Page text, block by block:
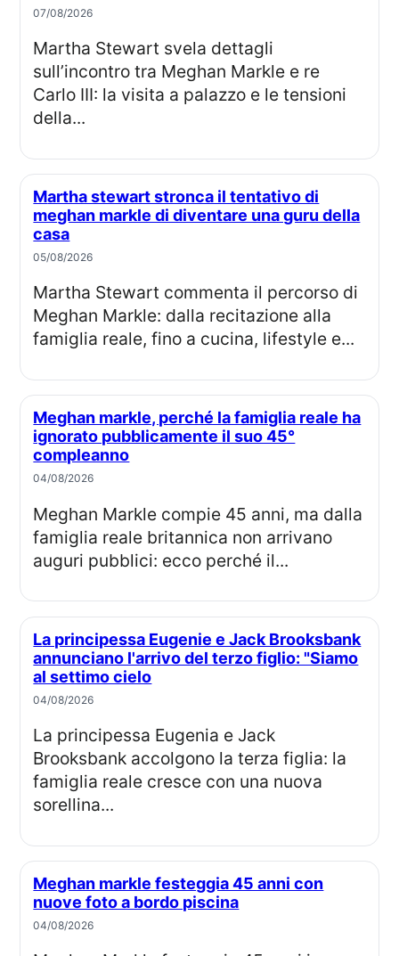
07/08/2026
Martha Stewart svela dettagli
sull’incontro tra Meghan Markle e re
Carlo III: la visita a palazzo e le tensioni
della...
Martha stewart stronca il tentativo di
meghan markle di diventare una guru della
casa
05/08/2026
Martha Stewart commenta il percorso di
Meghan Markle: dalla recitazione alla
famiglia reale, fino a cucina, lifestyle e...
Meghan markle, perché la famiglia reale ha
ignorato pubblicamente il suo 45°
compleanno
04/08/2026
Meghan Markle compie 45 anni, ma dalla
famiglia reale britannica non arrivano
auguri pubblici: ecco perché il...
La principessa Eugenie e Jack Brooksbank
annunciano l'arrivo del terzo figlio: "Siamo
al settimo cielo
04/08/2026
La principessa Eugenia e Jack
Brooksbank accolgono la terza figlia: la
famiglia reale cresce con una nuova
sorellina...
Meghan markle festeggia 45 anni con
nuove foto a bordo piscina
04/08/2026